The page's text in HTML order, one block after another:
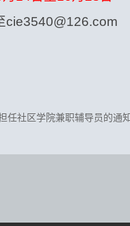
cie3540@126.com
任社区学院兼职辅导员的通